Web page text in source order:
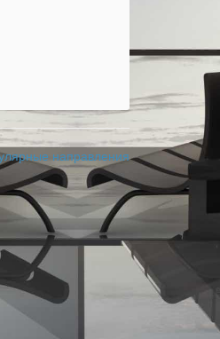
направления